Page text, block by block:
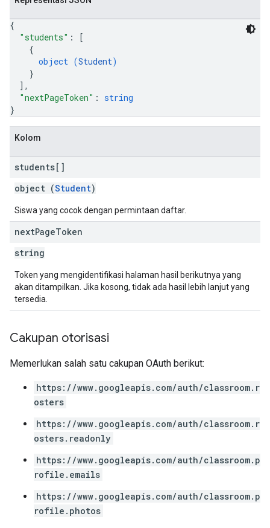
{
"students" :
[
{
object (Student)
}
] ,
"nextPageToken" : string
}
Kolom
students[]
object (Student)
Siswa yang cocok dengan permintaan daftar.
nextPageToken
string
Token yang mengidentifikasi halaman hasil berikutnya yang
akan ditampilkan. Jika kosong, tidak ada hasil lebih lanjut yang
tersedia.
Cakupan otorisasi
Memerlukan salah satu cakupan OAuth berikut:
https://www.googleapis.com/auth/classroom.r
osters
https://www.googleapis.com/auth/classroom.r
osters.readonly
https://www.googleapis.com/auth/classroom.p
rofile.emails
https://www.googleapis.com/auth/classroom.p
rofile.photos